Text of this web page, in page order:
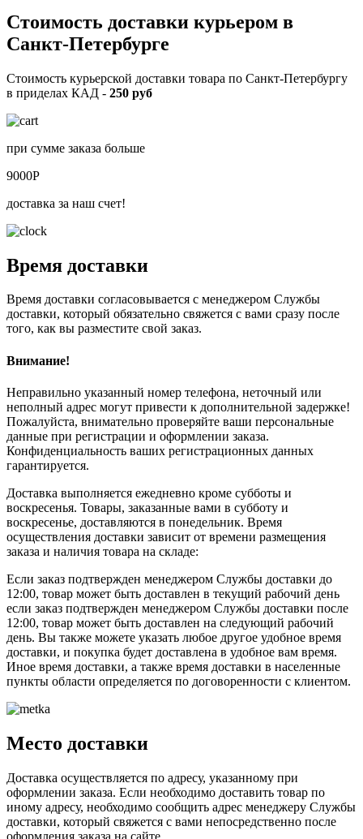
Стоимость доставки курьером в
Санкт-Петербурге
Стоимость курьерской доставки товара по Санкт-Петербургу
в приделах КАД - 250 руб
при сумме заказа больше
9000P
доставка за наш счет!
Время доставки
Время доставки согласовывается с менеджером Службы
доставки, который обязательно свяжется с вами сразу после
того, как вы разместите свой заказ.
Внимание!
Неправильно указанный номер телефона, неточный или
неполный адрес могут привести к дополнительной задержке!
Пожалуйста, внимательно проверяйте ваши персональные
данные при регистрации и оформлении заказа.
Конфиденциальность ваших регистрационных данных
гарантируется.
Доставка выполняется ежедневно кроме субботы и
воскресенья. Товары, заказанные вами в субботу и
воскресенье, доставляются в понедельник. Время
осуществления доставки зависит от времени размещения
заказа и наличия товара на складе:
Если заказ подтвержден менеджером Службы доставки до
12:00, товар может быть доставлен в текущий рабочий день
если заказ подтвержден менеджером Службы доставки после
12:00, товар может быть доставлен на следующий рабочий
день. Вы также можете указать любое другое удобное время
доставки, и покупка будет доставлена в удобное вам время.
Иное время доставки, а также время доставки в населенные
пункты области определяется по договоренности с клиентом.
Место доставки
Доставка осуществляется по адресу, указанному при
оформлении заказа. Если необходимо доставить товар по
иному адресу, необходимо сообщить адрес менеджеру Службы
доставки, который свяжется с вами непосредственно после
оформления заказа на сайте.